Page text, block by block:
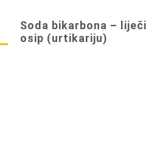
Soda bikarbona –
osip (urtikariju)